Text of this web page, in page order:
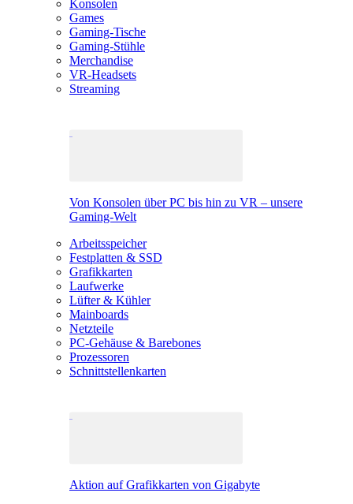
Konsolen
Games
Gaming-Tische
Gaming-Stühle
Merchandise
VR-Headsets
Streaming
Von Konsolen über PC bis hin zu VR – unsere
Gaming-Welt
Arbeitsspeicher
Festplatten & SSD
Grafikkarten
Laufwerke
Lüfter & Kühler
Mainboards
Netzteile
PC-Gehäuse & Barebones
Prozessoren
Schnittstellenkarten
Aktion auf Grafikkarten von Gigabyte